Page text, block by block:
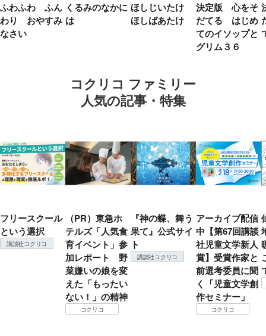
ふわふわ ふん
わり おやすみ
なさい
くるみのなかに
は
ほしじいたけ
ほしばあたけ
決定版 心をそ
だてる はじめ
てのイソップと
グリム３６
コクリコ ファミリー
人気の記事・特集
フリースクール
という選択
講談社コクリコ
（PR）東急ホ
テルズ「人気食
育イベント」参
加レポート 野
菜嫌いの娘を変
えた「もったい
ない！」の精神
コクリコ
『神の蝶、舞う
果て』公式サイ
ト
講談社コクリコ
アーカイブ配信
中【第67回講談
社児童文学新人
賞】受賞作家と
前選考委員に聞
く「児童文学創
作セミナー」
コクリコ